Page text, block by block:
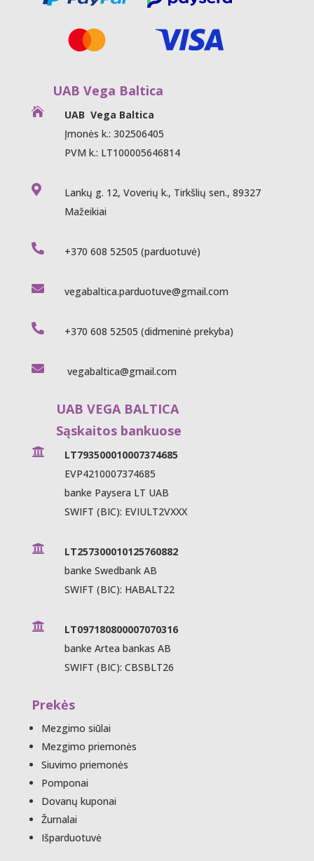
UAB Vega Baltica

UAB Vega Baltica
Įmonės k.: 302506405
PVM k.: LT100005646814

Lankų g. 12, Voverių k., Tirkšlių sen., 89327
Mažeikiai
 +370 608 52505 (parduotuvė)
 vegabaltica.parduotuve@gmail.com
 +370 608 52505 (didmeninė prekyba)
 vegabaltica@gmail.com
UAB VEGA BALTICA
Sąskaitos bankuose

LT793500010007374685
EVP4210007374685
banke Paysera LT UAB
SWIFT (BIC): EVIULT2VXXX

LT257300010125760882
banke Swedbank AB
SWIFT (BIC): HABALT22

LT097180800007070316
banke Artea bankas AB
SWIFT (BIC): CBSBLT26
Prekės
Mezgimo siūlai
Mezgimo priemonės
Siuvimo priemonės
Pomponai
Dovanų kuponai
Žurnalai
Išparduotuvė